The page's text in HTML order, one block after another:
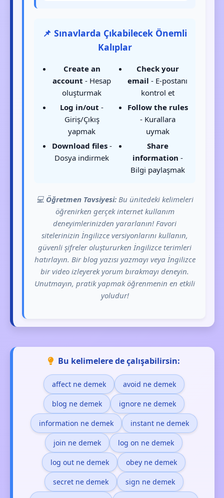
📌 Sınavlarda Çıkabilecek Önemli
Kalıplar
Create an
account - Hesap
oluşturmak
Log in/out -
Giriş/Çıkış
yapmak
Download files-
Dosya indirmek
Check your
email - E-postanı
kontrol et
Follow the rules
- Kurallara
uymak
Share
information -
Bilgi paylaşmak
💻 Öğretmen Tavsiyesi:Bu ünitedeki kelimeleri
öğrenirken gerçek internet kullanım
deneyimlerinizden yararlanın! Favori
sitelerinizin İngilizce versiyonlarını kullanın,
güvenli şifreler oluştururken İngilizce terimleri
hatırlayın. Bir blog yazısı yazmayı veya İngilizce
bir video izleyerek yorum bırakmayı deneyin.
Unutmayın, pratik yapmak öğrenmenin en etkili
yoludur!
Bu kelimelere de çalışabilirsin:
affect ne demek avoid ne demek
blog ne demek ignore ne demek
information ne demek instant ne demek
join ne demek log on ne demek
log out ne demek obey ne demek
secret ne demek sign ne demek